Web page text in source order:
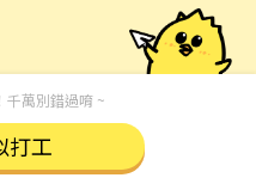
千萬別錯過唷 ~
打工